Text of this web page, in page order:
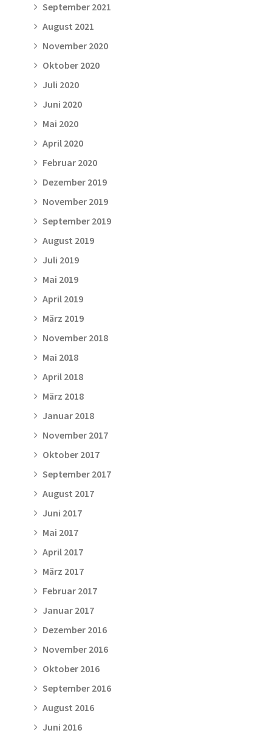
September 2021
August 2021
November 2020
Oktober 2020
Juli 2020
Juni 2020
Mai 2020
April 2020
Februar 2020
Dezember 2019
November 2019
September 2019
August 2019
Juli 2019
Mai 2019
April 2019
März 2019
November 2018
Mai 2018
April 2018
März 2018
Januar 2018
November 2017
Oktober 2017
September 2017
August 2017
Juni 2017
Mai 2017
April 2017
März 2017
Februar 2017
Januar 2017
Dezember 2016
November 2016
Oktober 2016
September 2016
August 2016
Juni 2016